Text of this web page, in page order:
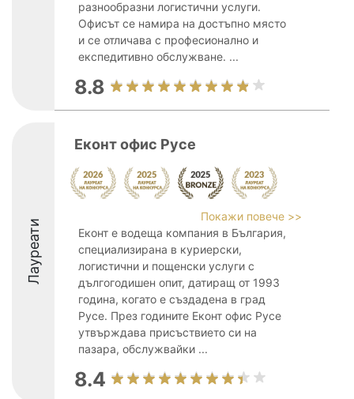
разнообразни логистични услуги.
Офисът се намира на достъпно място
и се отличава с професионално и
експедитивно обслужване. ...
8.8
Лауреати
Еконт офис Русе
Покажи повече >>
Еконт е водеща компания в България,
специализирана в куриерски,
логистични и пощенски услуги с
дългогодишен опит, датиращ от 1993
година, когато е създадена в град
Русе. През годините Еконт офис Русе
утвърждава присъствието си на
пазара, обслужвайки ...
8.4